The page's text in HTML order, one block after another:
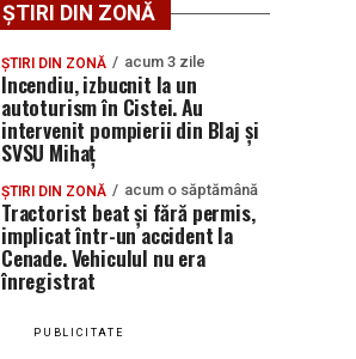
ȘTIRI DIN ZONĂ
ȘTIRI DIN ZONĂ acum 3 zile
Incendiu, izbucnit la un
autoturism în Cistei. Au
intervenit pompierii din Blaj și
SVSU Mihaț
ȘTIRI DIN ZONĂ acum o săptămână
Tractorist beat și fără permis,
implicat într-un accident la
Cenade. Vehiculul nu era
înregistrat
PUBLICITATE